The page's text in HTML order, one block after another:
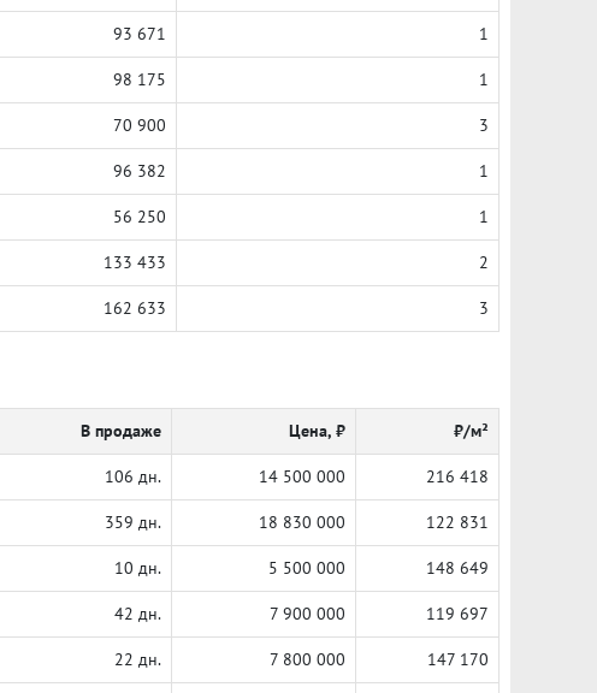
93 671 1
98 175 1
70 900 3
96 382 1
56 250 1
133 433 2
162 633 3
В продаже Цена, ₽ ₽/м²
106 дн. 14 500 000 216 418
359 дн. 18 830 000 122 831
10 дн. 5 500 000 148 649
42 дн. 7 900 000 119 697
22 дн. 7 800 000 147 170